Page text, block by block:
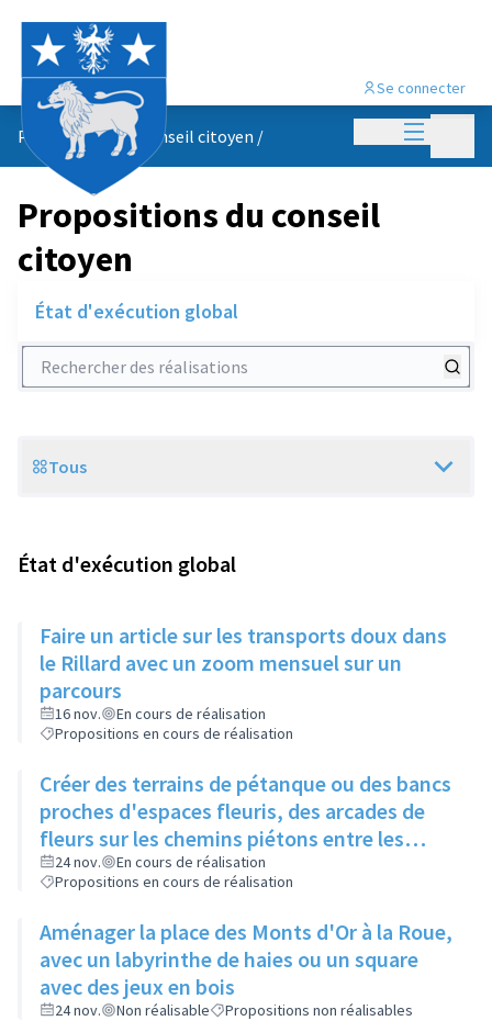
Menu
Se connecter
Propositions du conseil citoyen /
Propositions du conseil
citoyen
État d'exécution global
Rechercher des réalisations
Scope
Tous
État d'exécution global
Faire un article sur les transports doux dans
le Rillard avec un zoom mensuel sur un
parcours
16 nov.
En cours de réalisation
Propositions en cours de réalisation
Créer des terrains de pétanque ou des bancs
proches d'espaces fleuris, des arcades de
fleurs sur les chemins piétons entre les
immeubles
24 nov.
En cours de réalisation
Propositions en cours de réalisation
Aménager la place des Monts d'Or à la Roue,
avec un labyrinthe de haies ou un square
avec des jeux en bois
24 nov. Non réalisable Propositions non réalisables